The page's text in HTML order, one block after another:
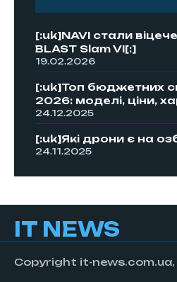
[:uk]NAVI стали
BLAST Slam VI[:]
19.02.2026
[:uk]Топ бюджетних
2026: моделі, ціни,
24.12.2025
[:uk]Які дрони є на
24.11.2025
IT NEWS
Copyright it-news.com.ua,